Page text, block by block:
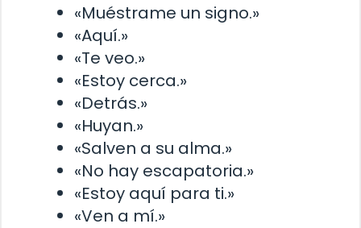
«Muéstrame un signo.»
«Aquí.»
«Te veo.»
«Estoy cerca.»
«Detrás.»
«Huyan.»
«Salven a su alma.»
«No hay escapatoria.»
«Estoy aquí para ti.»
«Ven a mí.»